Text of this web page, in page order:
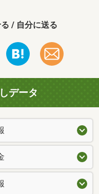
/ 自分に送る
データ